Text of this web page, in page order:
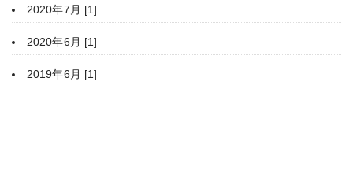
2020年7月 [1]
2020年6月 [1]
2019年6月 [1]